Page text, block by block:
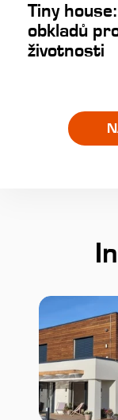
Tiny
obkladů
životnosti